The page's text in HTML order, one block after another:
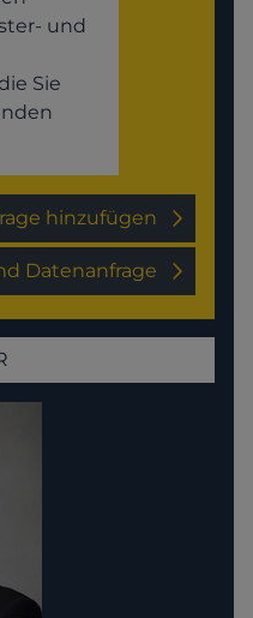
und
Sie
hinzufügen
Datenanfrage